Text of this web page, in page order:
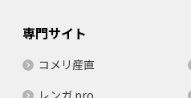
専門サイト
コメリ産直
レンガ.pro